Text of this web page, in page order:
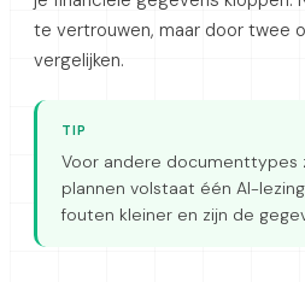
te vertrouwen, maar door twee
vergelijken.
TIP
Voor andere documenttypes
plannen volstaat één AI-
fouten kleiner en zijn de